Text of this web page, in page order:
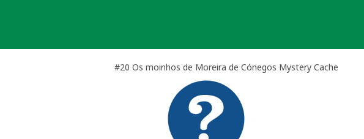
#20 Os moinhos de Moreira de Cónegos Mystery Cache